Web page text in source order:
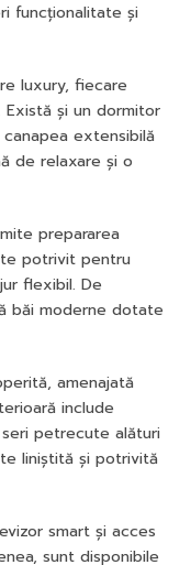
funcționalitate și
luxury, fiecare
și un dormitor
extensibilă
de relaxare și o
prepararea
potrivit pentru
flexibil. De
băi moderne dotate
amenajată
include
petrecute alături
liniștită și potrivită
smart și acces
sunt disponibile